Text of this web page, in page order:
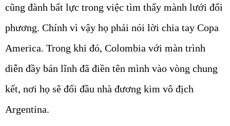
cũng đành bất lực trong việc tìm thấy mành lưới đối
phương. Chính vì vậy họ phải nói lời chia tay Copa
America. Trong khi đó, Colombia với màn trình
diễn đầy bản lĩnh đã điền tên mình vào vòng chung
kết, nơi họ sẽ đối đầu nhà đương kim vô địch
Argentina.